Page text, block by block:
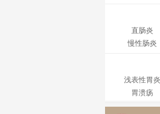
直肠炎
慢性肠炎
浅表性胃炎
胃溃疡